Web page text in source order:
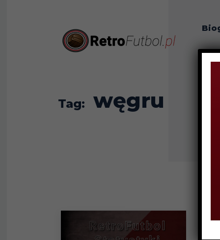
O
Tag: węgru